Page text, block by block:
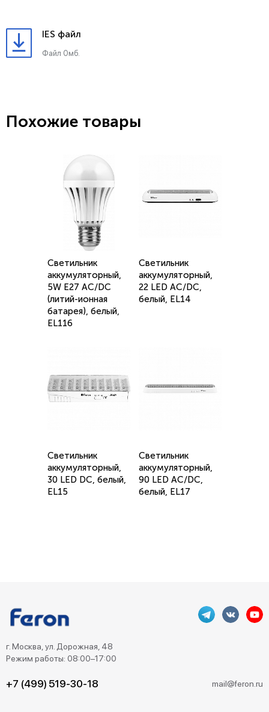
IES файл
Файл 0мб.
Похожие товары
Светильник
аккумуляторный,
5W Е27 AC/DC
(литий-ионная
батарея), белый,
EL116
Светильник
аккумуляторный,
22 LED AC/DC,
белый, EL14
Светильник
аккумуляторный,
30 LED DC, белый,
EL15
Светильник
аккумуляторный,
90 LED AC/DC,
белый, EL17
г. Москва, ул. Дорожная, 48
Режим работы: 08:00–17:00
+7 (499) 519-30-18 mail@feron.ru